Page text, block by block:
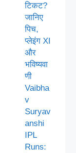
टिकट?
जानिए
पिच,
प्लेइंग XI
और
भविष्यवा
णी
Vaibha
v
Suryav
anshi
IPL
Runs: